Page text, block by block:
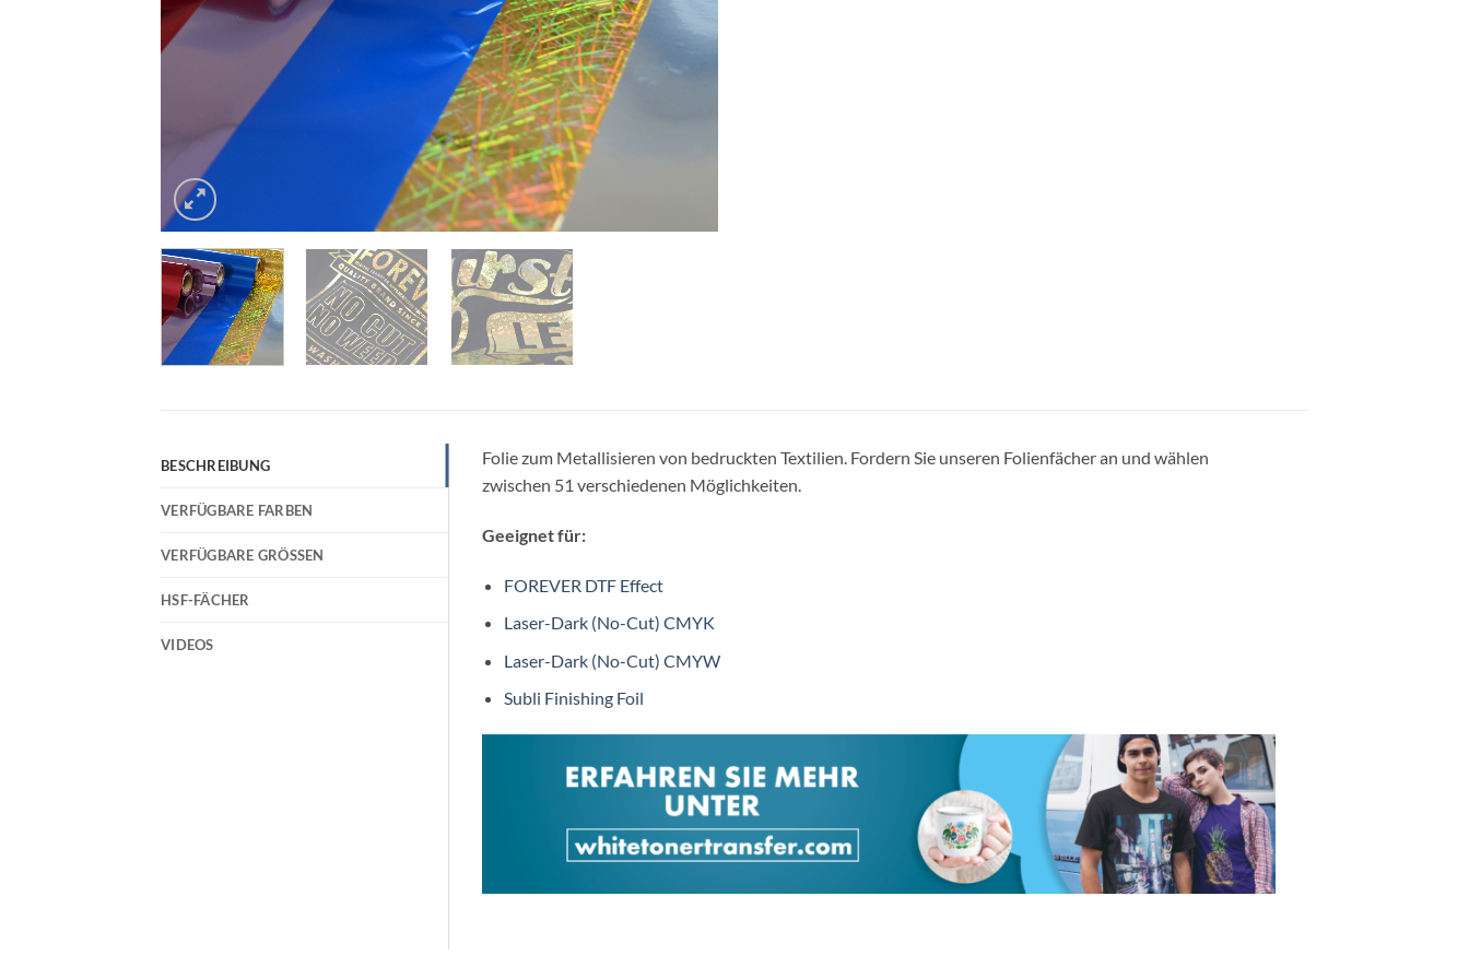
BESCHREIBUNG
VERFÜGBARE FARBEN
VERFÜGBARE GRÖSSEN
HSF-FÄCHER
VIDEOS
Folie zum Metallisieren von bedruckten Textilien. Fordern Sie unseren Folienfächer an und wählen
zwischen 51 verschiedenen Möglichkeiten.
Geeignet für:
FOREVER DTF Effect
Laser-Dark (No-Cut) CMYK
Laser-Dark (No-Cut) CMYW
Subli Finishing Foil